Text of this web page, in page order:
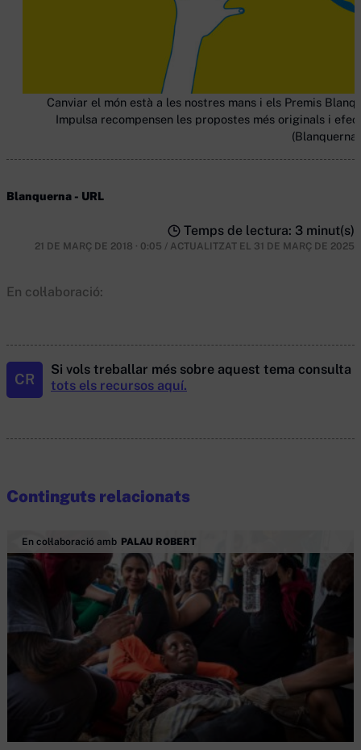
Canviar el món està a les nostres mans i els Premis
Impulsa recompensen les propostes més originals i
Blanquerna - URL
Temps de lectura: 3 minut(s)
21 DE MARÇ DE 2018 · 0:05 / ACTUALITZAT EL 31 DE MARÇ DE 2025
En col·laboració:
CR
Si vols treballar més sobre aquest tema consulta
tots els recursos aquí.
Continguts relacionats
En col·laboració amb PALAU ROBERT